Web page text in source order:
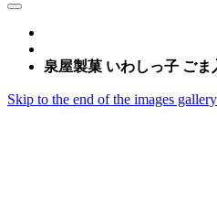
泉屋製菓 いわしっ子 ごま
Skip to the end of the images gallery